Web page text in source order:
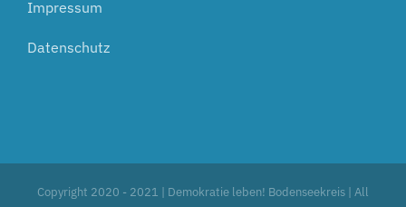
Impressum
Datenschutz
Copyright 2020 - 2021 | Demokratie leben! Bodenseekreis | All